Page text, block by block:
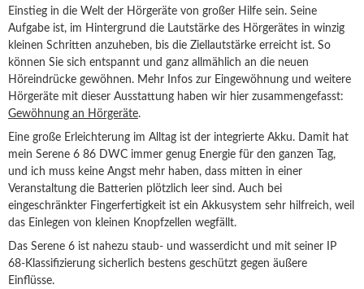
Einstieg in die Welt der Hörgeräte von großer Hilfe sein. Seine
Aufgabe ist, im Hintergrund die Lautstärke des Hörgerätes in winzig
kleinen Schritten anzuheben, bis die Ziellautstärke erreicht ist. So
können Sie sich entspannt und ganz allmählich an die neuen
Höreindrücke gewöhnen. Mehr Infos zur Eingewöhnung und weitere
Hörgeräte mit dieser Ausstattung haben wir hier zusammengefasst:
Gewöhnung an Hörgeräte.
Eine große Erleichterung im Alltag ist der integrierte Akku. Damit hat
mein Serene 6 86 DWC immer genug Energie für den ganzen Tag,
und ich muss keine Angst mehr haben, dass mitten in einer
Veranstaltung die Batterien plötzlich leer sind. Auch bei
eingeschränkter Fingerfertigkeit ist ein Akkusystem sehr hilfreich, weil
das Einlegen von kleinen Knopfzellen wegfällt.
Das Serene 6 ist nahezu staub- und wasserdicht und mit seiner IP
68-Klassifizierung sicherlich bestens geschützt gegen äußere
Einflüsse.